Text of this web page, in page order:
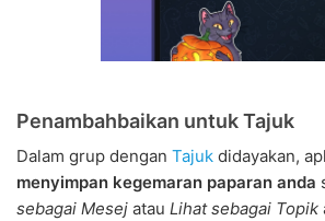
Penambahbaikan untuk Tajuk
Dalam grup dengan Tajuk didayakan,
menyimpan kegemaran paparan anda
sebagai Mesej atau Lihat sebagai Topik